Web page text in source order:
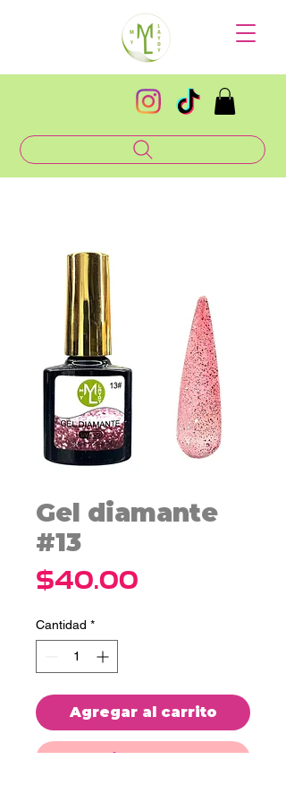
Gel diamante
#13
$40.00
Cantidad *
Agregar al carrito
Realizar compra